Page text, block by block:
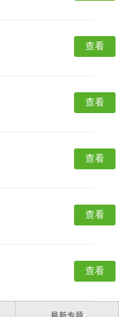
查看
查看
查看
查看
查看